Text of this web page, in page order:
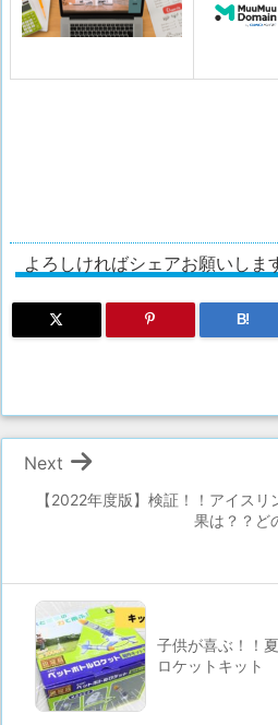
よろしければシェアお願いしま
B!
【2022年度版】検証！！アイスリ
果は？？ど
Next
子供が喜ぶ！！
ロケットキット